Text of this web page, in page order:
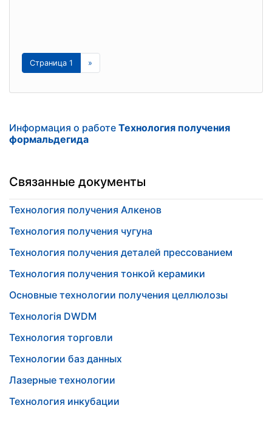
Страница 1 »
Информация о работе Технология получения
формальдегида
Связанные документы
Технология получения Алкенов
Технология получения чугуна
Технология получения деталей прессованием
Технология получения тонкой керамики
Основные технологии получения целлюлозы
Технологія DWDM
Технология торговли
Технологии баз данных
Лазерные технологии
Технология инкубации